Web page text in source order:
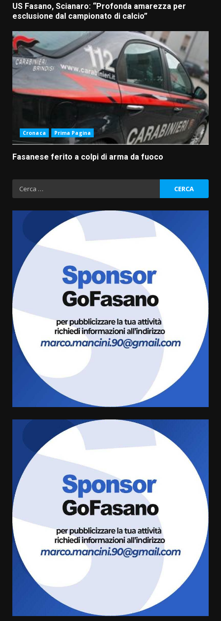
US Fasano, Scianaro: “Profonda amarezza per
esclusione dal campionato di calcio”
Cronaca Prima Pagina
Fasanese ferito a colpi di arma da fuoco
Ricerca
per:
Fasanese ferito a colpi di arma
da fuoco
6 Agosto 2026 18:13
Carta d’identità: continua il piano
di aperture straordinarie del
Comune di Fasano
cittadina di Fratelli d’Italia,
pronta a tornare in Consiglio
comunale
6 Agosto 2026 08:00
Cura dei beni comuni e
cittadinanza attiva: online
l’avviso per la gestione
condivisa della Villetta di
Laureto
La magia del Minareto e la prima
assoluta de “L’Albergo
Belvedere. Il rapimento”
6 Agosto 2026 06:15
“I Contestatori: Musica di
Rivoluzione”: nuovo
appuntamento con “Fasano in